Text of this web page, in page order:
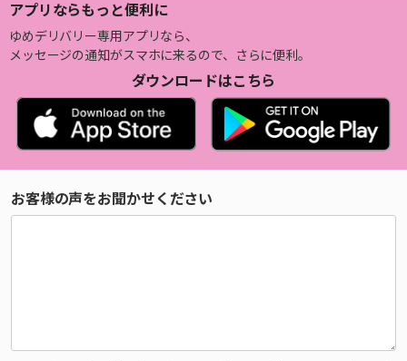
アプリならもっと便利に
ゆめデリバリー専用アプリなら、
メッセージの通知がスマホに来るので、さらに便利。
ダウンロードはこちら
お客様の声をお聞かせください